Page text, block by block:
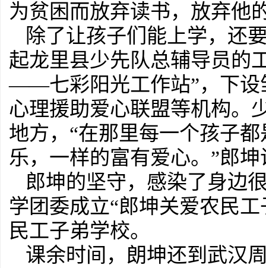
为贫困而放弃读书，放弃他
除了让孩子们能上学，还
起龙里县少先队总辅导员的
——七彩阳光工作站”，下设
心理援助爱心联盟等机构。
地方，“在那里每一个孩子
乐，一样的富有爱心。”郎坤
郎坤的坚守，感染了身边
学团委成立“郎坤关爱农民
民工子弟学校。
课余时间，朗坤还到武汉